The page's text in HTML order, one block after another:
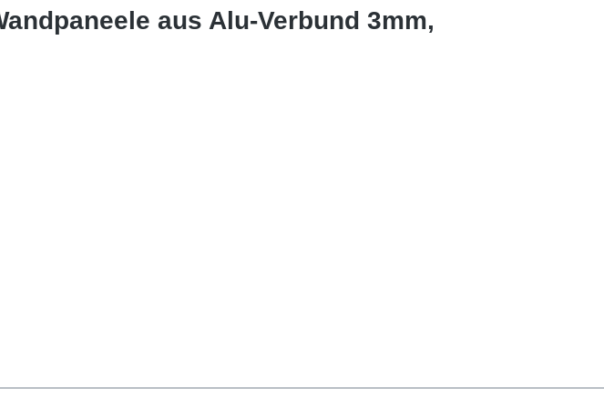
aus Alu-Verbund 3mm,